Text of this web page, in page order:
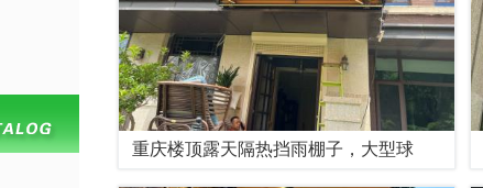
重庆楼顶露天隔热挡雨棚子，大型球